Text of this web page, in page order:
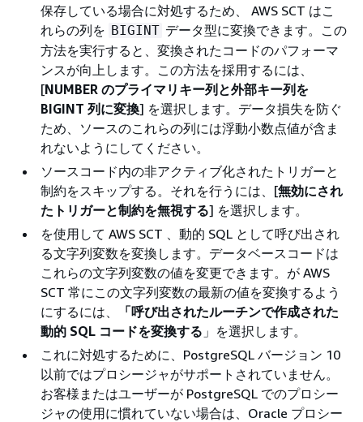
保存している場合に対処するため、 AWS SCT はこ
れらの列を BIGINT データ型に変換できます。この
方法を実行すると、変換されたコードのパフォーマ
ンスが向上します。この方法を採用するには、
[NUMBER のプライマリキー列と外部キー列を
BIGINT 列に変換] を選択します。データ損失を防ぐ
ため、ソースのこれらの列には浮動小数点値が含ま
れないようにしてください。
ソースコード内の非アクティブ化されたトリガーと
制約をスキップする。それを行うには、[無効にされ
たトリガーと制約を無視する] を選択します。
を使用して AWS SCT 、動的 SQL として呼び出され
る文字列変数を変換します。データベースコードは
これらの文字列変数の値を変更できます。が AWS
SCT 常にこの文字列変数の最新の値を変換するよう
にするには、
「呼び出されたルーチンで作成された
動的 SQL コードを変換する 」を選択します。
これに対処するために、PostgreSQL バージョン 10
以前ではプロシージャがサポートされていません。
お客様またはユーザーが PostgreSQL でのプロシー
ジャの使用に慣れていない場合は、Oracle プロシー